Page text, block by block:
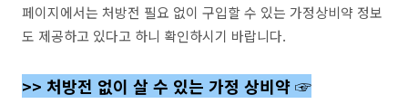
페이지에서는 처방전 필요 없이 구입할 수 있는 가정상비약 정보
도 제공하고 있다고 하니 확인하시기 바랍니다.
>> 처방전 없이 살 수 있는 가정 상비약 ☞